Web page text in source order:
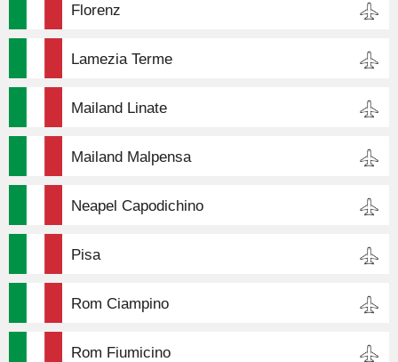
Florenz
Lamezia Terme
Mailand Linate
Mailand Malpensa
Neapel Capodichino
Pisa
Rom Ciampino
Rom Fiumicino